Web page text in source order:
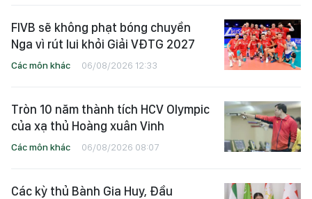
FIVB sẽ không phạt bóng chuyền
Nga vì rút lui khỏi Giải VĐTG 2027
Các môn khác 06/08/2026 12:33
Tròn 10 năm thành tích HCV Olympic
của xạ thủ Hoàng xuân Vinh
Các môn khác 06/08/2026 08:07
Các kỳ thủ Bành Gia Huy, Đầu